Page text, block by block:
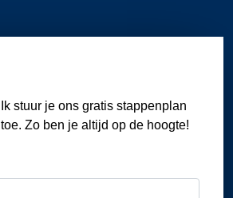
Ik stuur je ons gratis stappenplan
toe. Zo ben je altijd op de hoogte!